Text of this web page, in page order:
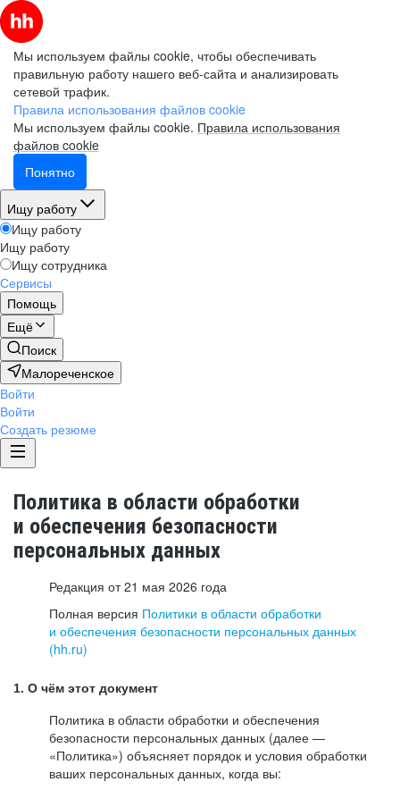
Мы используем файлы cookie, чтобы обеспечивать
правильную работу нашего веб-сайта и анализировать
сетевой трафик.
Правила использования файлов cookie
Мы используем файлы cookie. Правила использования
файлов cookie
Понятно
Ищу работу
Ищу работу
Ищу работу
Ищу сотрудника
Сервисы
Помощь
Ещё
Поиск
Малореченское
Войти
Войти
Создать резюме
Политика в области обработки
и обеспечения безопасности
персональных данных
Редакция от 21 мая 2026 года
Полная версия Политики в области обработки
и обеспечения безопасности персональных данных
(hh.ru)
1. О чём этот документ
Политика в области обработки и обеспечения
безопасности персональных данных (далее —
«Политика») объясняет порядок и условия обработки
ваших персональных данных, когда вы: